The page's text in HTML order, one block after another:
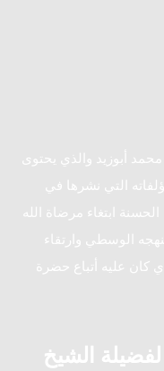
أبوزيد والذي يحتوى
التي نشرها في
ابتغاء مرضاة الله
الوسطي وارتقاء
كان عليه أتباع حضرة
الشيخ